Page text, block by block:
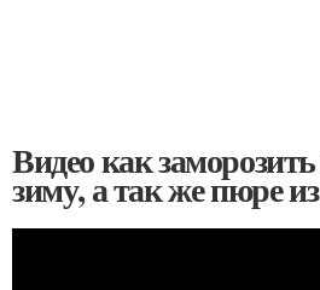
Видео как
зиму, а так же пюре